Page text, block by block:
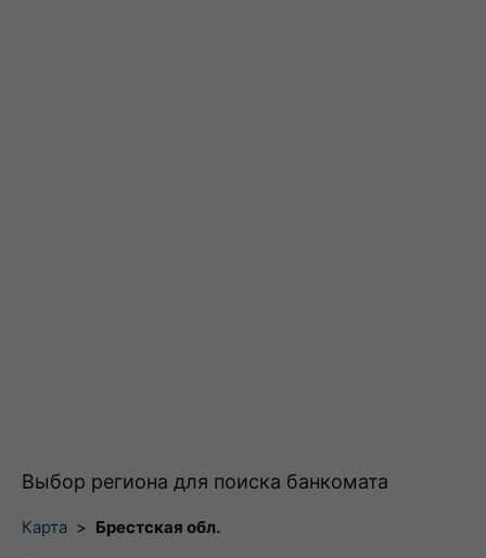
Выбор региона для поиска банкомата
Карта > Брестская обл.